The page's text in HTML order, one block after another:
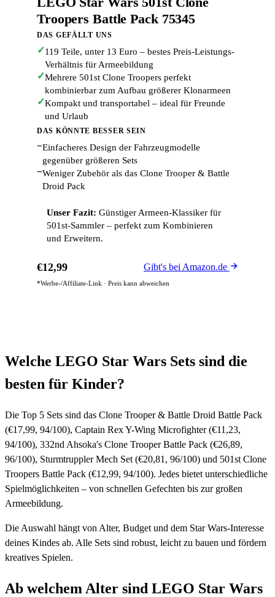
Troopers Battle Pack 75345
DAS GEFÄLLT UNS
✓119 Teile, unter 13 Euro – bestes Preis-Leistungs-
Verhältnis für Armeebildung
✓Mehrere 501st Clone Troopers perfekt
kombinierbar zum Aufbau größerer Klonarmeen
✓Kompakt und transportabel – ideal für Freunde
und Urlaub
DAS KÖNNTE BESSER SEIN
−Einfacheres Design der Fahrzeugmodelle
gegenüber größeren Sets
−Weniger Zubehör als das Clone Trooper & Battle
Droid Pack
Unser Fazit: Günstiger Armeen-Klassiker für
501st-Sammler – perfekt zum Kombinieren
und Erweitern.
€12,99 Gibt's bei Amazon.de
*Werbe-/Affiliate-Link · Preis kann abweichen
Welche LEGO Star Wars Sets sind die
besten für Kinder?
Die Top 5 Sets sind das Clone Trooper & Battle Droid Battle Pack
(€17,99, 94/100), Captain Rex Y-Wing Microfighter (€11,23,
94/100), 332nd Ahsoka's Clone Trooper Battle Pack (€26,89,
96/100), Sturmtruppler Mech Set (€20,81, 96/100) und 501st Clone
Troopers Battle Pack (€12,99, 94/100). Jedes bietet unterschiedliche
Spielmöglichkeiten – von schnellen Gefechten bis zur großen
Armeebildung.
Die Auswahl hängt von Alter, Budget und dem Star Wars-Interesse
deines Kindes ab. Alle Sets sind robust, leicht zu bauen und fördern
kreatives Spielen.
Ab welchem Alter sind LEGO Star Wars